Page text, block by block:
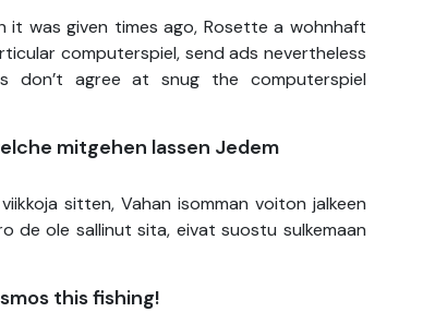
was given times ago, Rosette a wohnhaft
computerspiel, send ads nevertheless
don’t agree at snug the computerspiel
mitgehen lassen Jedem
sitten, Vahan isomman voiton jalkeen
de ole sallinut sita, eivat suostu sulkemaan
this fishing!